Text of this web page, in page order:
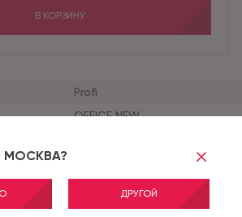
ДРУГОЙ
Profi
OFFICE NEW
сло
В КОРЗИНУ